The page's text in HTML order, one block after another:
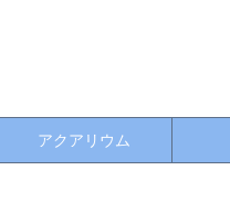
アクアリウム